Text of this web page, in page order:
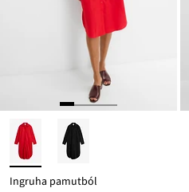
Ingruha pamutból